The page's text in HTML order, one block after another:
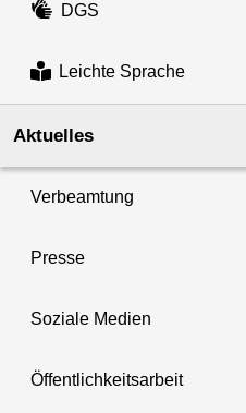
DGS
Leichte Sprache
Aktuelles
Verbeamtung
Presse
Soziale Medien
Öffentlichkeitsarbeit